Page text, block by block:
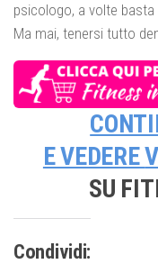
psicologo, a volte
Ma mai, tenersi tutto
E VEDERE
SU
Condividi: